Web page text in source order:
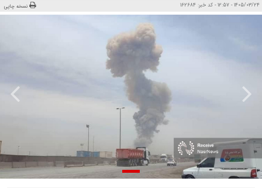
1405/03/24 - 12:57 - کد خبر: 162684 نسخه چاپی